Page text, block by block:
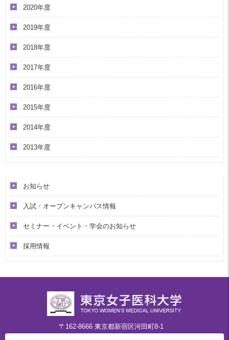
2020年度
2019年度
2018年度
2017年度
2016年度
2015年度
2014年度
2013年度
お知らせ
入試・オープンキャンパス情報
セミナー・イベント・学会のお知らせ
採用情報
〒162-8666 東京都新宿区河田町8-1